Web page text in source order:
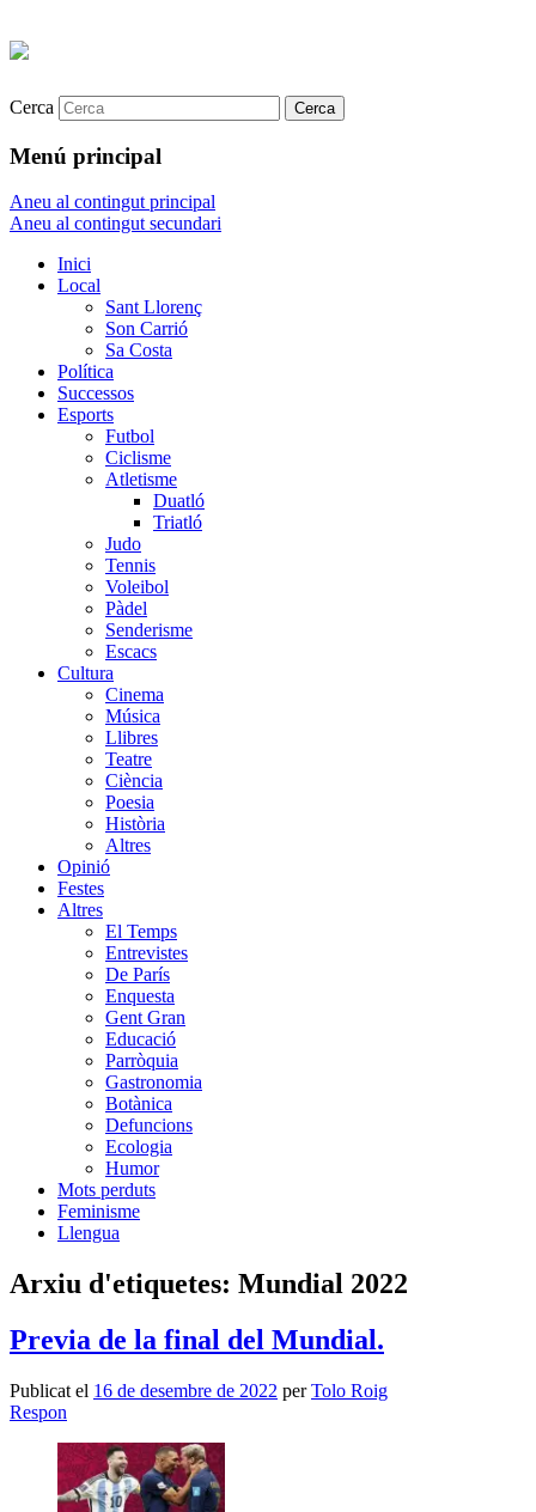
Cerca
Menú principal
Aneu al contingut principal
Aneu al contingut secundari
Inici
Local
Sant Llorenç
Son Carrió
Sa Costa
Política
Successos
Esports
Futbol
Ciclisme
Atletisme
Duatló
Triatló
Judo
Tennis
Voleibol
Pàdel
Senderisme
Escacs
Cultura
Cinema
Música
Llibres
Teatre
Ciència
Poesia
Història
Altres
Opinió
Festes
Altres
El Temps
Entrevistes
De París
Enquesta
Gent Gran
Educació
Parròquia
Gastronomia
Botànica
Defuncions
Ecologia
Humor
Mots perduts
Feminisme
Llengua
Arxiu d'etiquetes: Mundial 2022
Previa de la final del Mundial.
Publicat el 16 de desembre de 2022 perTolo Roig
Respon